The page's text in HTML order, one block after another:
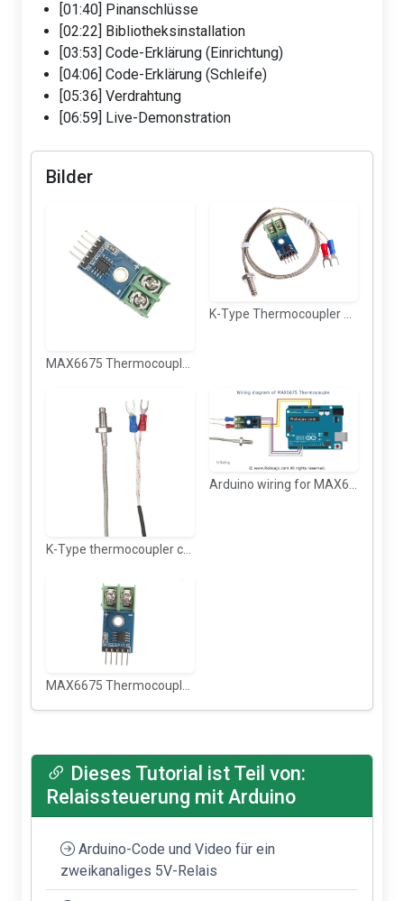
[01:40] Pinanschlüsse
[02:22] Bibliotheksinstallation
[03:53] Code-Erklärung (Einrichtung)
[04:06] Code-Erklärung (Schleife)
[05:36] Verdrahtung
[06:59] Live-Demonstration
Bilder
MAX6675 Thermocoupler module
K-Type Thermocoupler module with wire
K-Type thermocoupler connector
Arduino wiring for MAX6675 Thermocoupler module
MAX6675 Thermocoupler module
Dieses Tutorial ist Teil von:
Relaissteuerung mit Arduino
Arduino-Code und Video für ein
zweikanaliges 5V-Relais